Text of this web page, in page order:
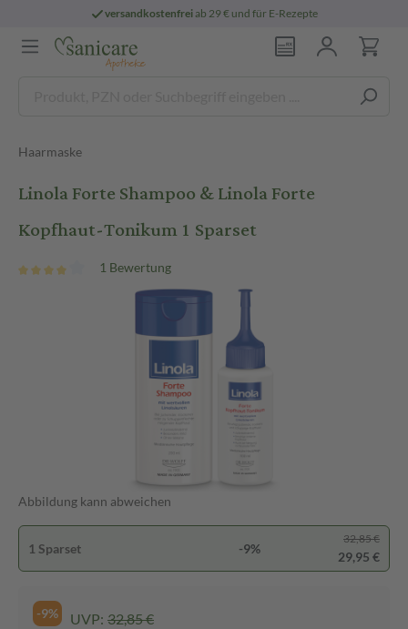
versandkostenfreiab 29 € und für E-Rezepte
Haarmaske
Linola Forte Shampoo & Linola Forte
Kopfhaut-Tonikum 1 Sparset
1 Bewertung
Abbildung kann abweichen
1 Sparset -9%
32,85 €
29,95 €
-9% UVP: 32,85 €